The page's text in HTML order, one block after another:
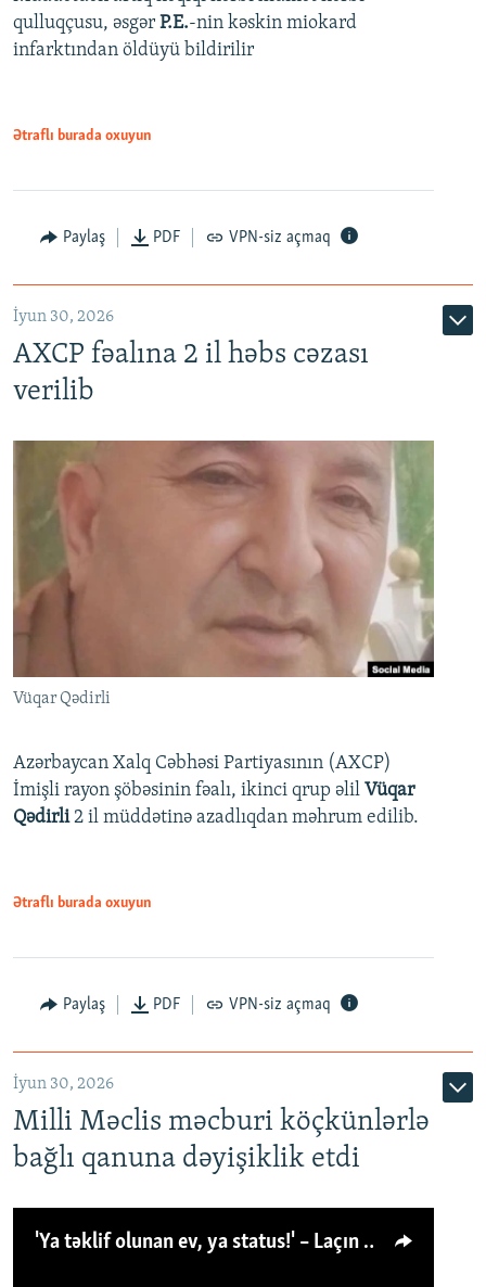
qulluqçusu, əsgər P.E.-nin kəskin miokard
infarktından öldüyü bildirilir
Ətraflı burada oxuyun
Paylaş PDF VPN-siz açmaq
İyun 30, 2026
AXCP fəalına 2 il həbs cəzası
verilib
Vüqar Qədirli
Azərbaycan Xalq Cəbhəsi Partiyasının (AXCP)
İmişli rayon şöbəsinin fəalı, ikinci qrup əlil Vüqar
Qədirli2 il müddətinə azadlıqdan məhrum edilib.
Ətraflı burada oxuyun
Paylaş PDF VPN-siz açmaq
İyun 30, 2026
Milli Məclis məcburi köçkünlərlə
bağlı qanuna dəyişiklik etdi
'Ya təklif olunan ev, ya status!' – Laçın köçkünü: 'Laçından başqa heç hara!'